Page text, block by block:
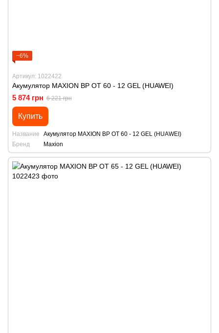
−6%
Артикул: 1022422
Акумулятор MAXION BP OT 60 - 12 GEL (HUAWEI)
5 874 грн 6 221 грн
Купить
Название
Акумулятор MAXION BP OT 60 - 12 GEL (HUAWEI)
Бренд
Maxion